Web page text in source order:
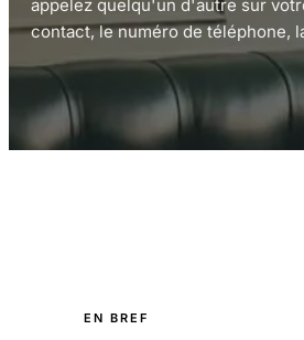
appelez quelqu'un d'autre sur
contact, le numéro de téléphone,
EN BREF